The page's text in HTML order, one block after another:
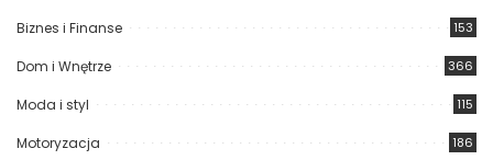
Biznes i Finanse 153
Dom i Wnętrze 366
Moda i styl 115
Motoryzacja 186